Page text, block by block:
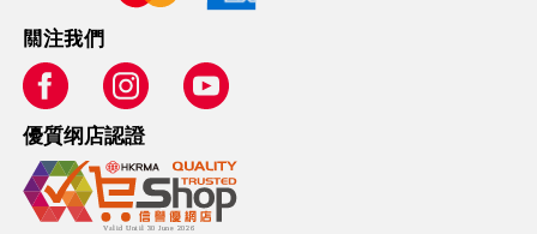
關注我們
優質纲店認證